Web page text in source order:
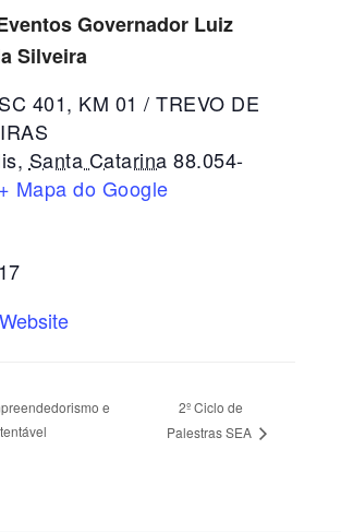
Governador Luiz
Silveira
401, KM 01 / TREVO DE
, Santa Catarina 88.054-
+ Mapa do Google
e
2º Ciclo de
Palestras SEA